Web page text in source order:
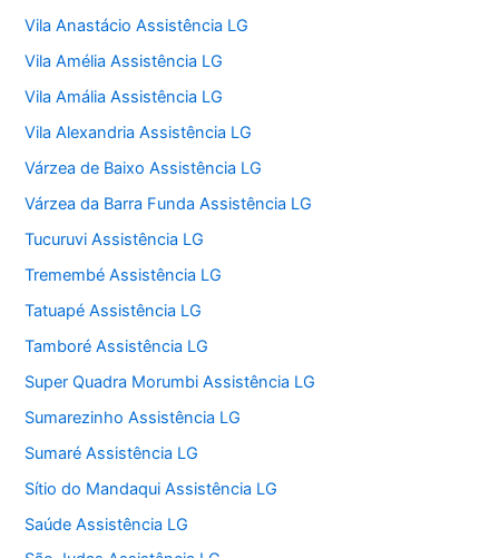
Vila Anastácio Assistência LG
Vila Amélia Assistência LG
Vila Amália Assistência LG
Vila Alexandria Assistência LG
Várzea de Baixo Assistência LG
Várzea da Barra Funda Assistência LG
Tucuruvi Assistência LG
Tremembé Assistência LG
Tatuapé Assistência LG
Tamboré Assistência LG
Super Quadra Morumbi Assistência LG
Sumarezinho Assistência LG
Sumaré Assistência LG
Sítio do Mandaqui Assistência LG
Saúde Assistência LG